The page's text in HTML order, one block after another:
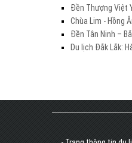
Đền Thượng Việt
Chùa Lim - Hồng
Đền Tân Ninh –
Du lịch Đắk Lắk: